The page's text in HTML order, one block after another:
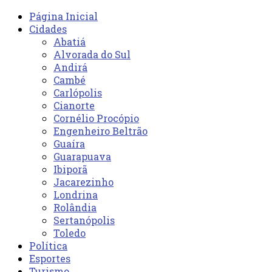
Página Inicial
Cidades
Abatiá
Alvorada do Sul
Andirá
Cambé
Carlópolis
Cianorte
Cornélio Procópio
Engenheiro Beltrão
Guaíra
Guarapuava
Ibiporã
Jacarezinho
Londrina
Rolândia
Sertanópolis
Toledo
Política
Esportes